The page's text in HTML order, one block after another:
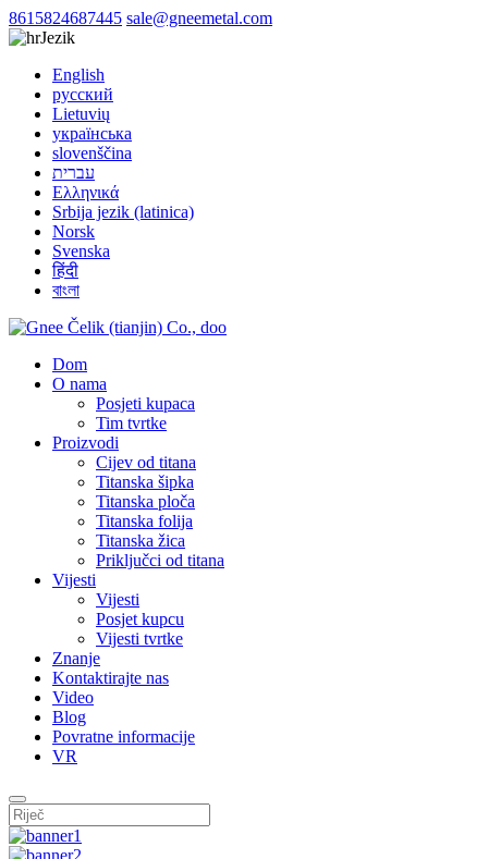
8615824687445 sale@gneemetal.com
Jezik
English
русский
Lietuvių
українська
slovenščina
עברית
Ελληνικά
Srbija jezik (latinica)
Norsk
Svenska
हिंदी
বাংলা
Dom
O nama
Posjeti kupaca
Tim tvrtke
Proizvodi
Cijev od titana
Titanska šipka
Titanska ploča
Titanska folija
Titanska žica
Priključci od titana
Vijesti
Vijesti
Posjet kupcu
Vijesti tvrtke
Znanje
Kontaktirajte nas
Video
Blog
Povratne informacije
VR